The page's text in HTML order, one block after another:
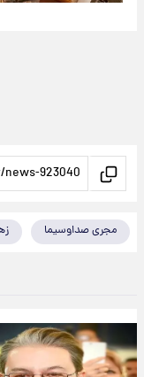
مجری صداوسیما